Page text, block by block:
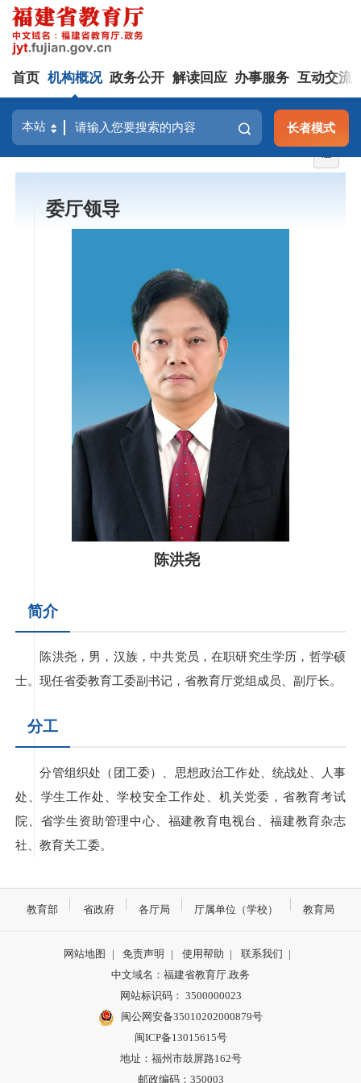
首页 机构概况 政务公开 解读回应 办事服务 互动交流
长者模式
委厅领导
陈洪尧
简介
陈洪尧，男，汉族，中共党员，在职研究生学历，哲学硕
士。现任省委教育工委副书记，省教育厅党组成员、副厅长。
分工
分管组织处（团工委）、思想政治工作处、统战处、人事
处、学生工作处、学校安全工作处、机关党委，省教育考试
院、省学生资助管理中心、福建教育电视台、福建教育杂志
社、教育关工委。
教育部 省政府 各厅局 厅属单位（学校） 教育局
网站地图 | 免责声明 | 使用帮助 | 联系我们 |
中文域名：福建省教育厅.政务
网站标识码： 3500000023
闽公网安备35010202000879号
闽ICP备13015615号
地址：福州市鼓屏路162号
邮政编码：350003